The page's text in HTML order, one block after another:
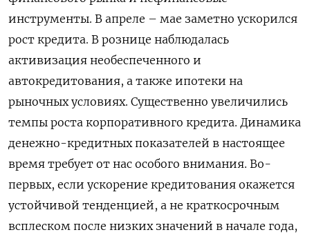
инструменты. В апреле – мае заметно ускорился
рост кредита. В рознице наблюдалась
активизация необеспеченного и
автокредитования, а также ипотеки на
рыночных условиях. Существенно увеличились
темпы роста корпоративного кредита. Динамика
денежно-кредитных показателей в настоящее
время требует от нас особого внимания. Во-
первых, если ускорение кредитования окажется
устойчивой тенденцией, а не краткосрочным
всплеском после низких значений в начале года,